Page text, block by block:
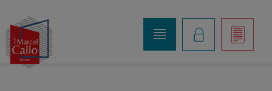
]
K
o